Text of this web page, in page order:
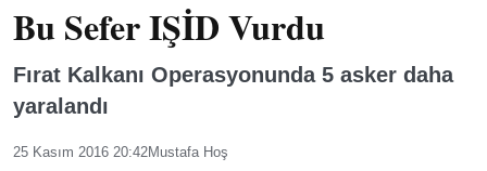
Bu Sefer IŞİD Vurdu
Fırat Kalkanı Operasyonunda 5 asker daha
yaralandı
25 Kasım 2016 20:42Mustafa Hoş